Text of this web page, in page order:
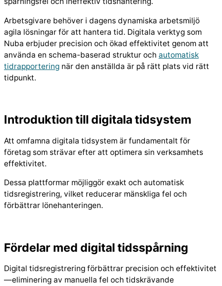
Arbetsgivare behöver i dagens dynamiska arbetsmiljö
agila lösningar för att hantera tid. Digitala verktyg som
Nuba erbjuder precision och ökad effektivitet genom att
använda en schema-baserad struktur och automatisk
tidrapportering när den anställda är på rätt plats vid rätt
tidpunkt.
Introduktion till digitala tidsystem
Att omfamna digitala tidsystem är fundamentalt för
företag som strävar efter att optimera sin verksamhets
effektivitet.
Dessa plattformar möjliggör exakt och automatisk
tidsregistrering, vilket reducerar mänskliga fel och
förbättrar lönehanteringen.
Fördelar med digital tidsspårning
Digital tidsregistrering förbättrar precision och effektivitet
—eliminering av manuella fel och tidskrävande